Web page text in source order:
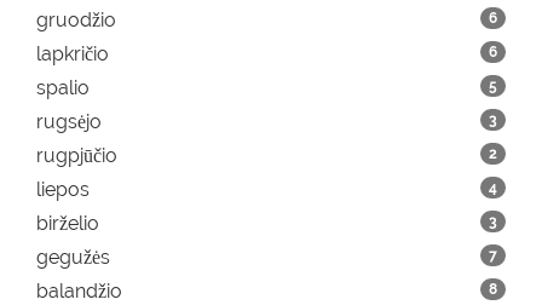
gruodžio 6
lapkričio 6
spalio 5
rugsėjo 3
rugpjūčio 2
liepos 4
birželio 3
gegužės 7
balandžio 8